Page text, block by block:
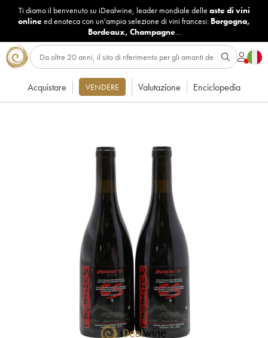
Ti diamo il benvenuto su iDealwine, leader mondiale delle aste di vini
onlineed enoteca con un'ampia selezione di vini francesi: Borgogna,
Bordeaux, Champagne...
Acquistare VENDERE Valutazione Enciclopedia